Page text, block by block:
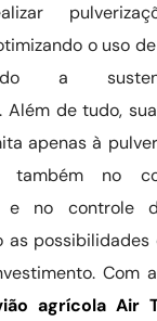
o uso
a
Além de tudo,
apenas à
também no
e no controle
as
Com
agrícola Air